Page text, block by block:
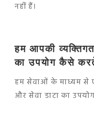
नहीं हैं।
हम आपकी
का उपयोग कैसे
हम सेवाओं के माध्यम से
और सेवा डाटा का